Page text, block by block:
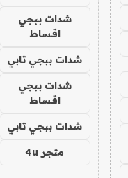
شدات ببجي
اقساط
شدات ببجي تابي
شدات ببجي
اقساط
شدات ببجي تابي
متجر 4u